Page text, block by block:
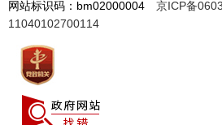
网站标识码：bm02000004 京ICP备
11040102700114